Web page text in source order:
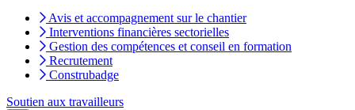
Avis et accompagnement sur le chantier
Interventions financières sectorielles
Gestion des compétences et conseil en formation
Recrutement
Construbadge
Soutien aux travailleurs